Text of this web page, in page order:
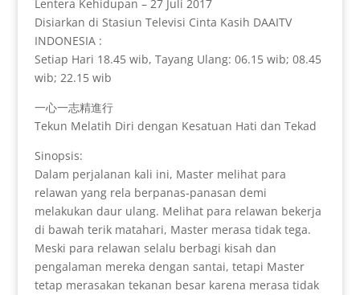
Lentera Kehidupan – 27 Juli 2017
Disiarkan di Stasiun Televisi Cinta Kasih DAAITV
INDONESIA :
Setiap Hari 18.45 wib, Tayang Ulang: 06.15 wib; 08.45
wib; 22.15 wib
一心一志精進行
Tekun Melatih Diri dengan Kesatuan Hati dan Tekad
Sinopsis:
Dalam perjalanan kali ini, Master melihat para
relawan yang rela berpanas-panasan demi
melakukan daur ulang. Melihat para relawan bekerja
di bawah terik matahari, Master merasa tidak tega.
Meski para relawan selalu berbagi kisah dan
pengalaman mereka dengan santai, tetapi Master
tetap merasakan tekanan besar karena merasa tidak